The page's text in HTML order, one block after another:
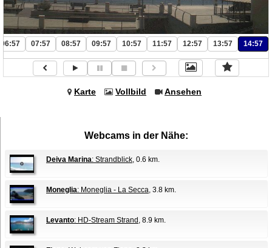
06:57 07:57 08:57 09:57 10:57 11:57 12:57 13:57 14:57
Karte Vollbild Ansehen
Webcams in der Nähe:
Deiva Marina: Strandblick, 0.6 km.
Moneglia: Moneglia - La Secca, 3.8 km.
Levanto: HD-Stream Strand , 8.9 km.